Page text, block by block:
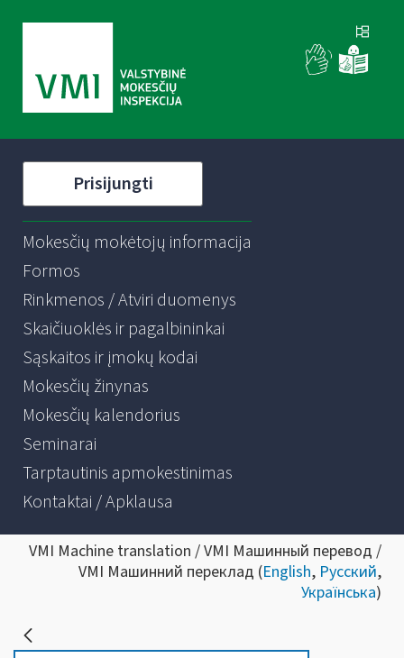
Prisijungti
Mokesčių mokėtojų informacija
Formos
Rinkmenos / Atviri duomenys
Skaičiuoklės ir pagalbininkai
Sąskaitos ir įmokų kodai
Mokesčių žinynas
Mokesčių kalendorius
Seminarai
Tarptautinis apmokestinimas
Kontaktai / Apklausa
VMI Machine translation / VMI Машинный перевод /
VMI Машинний переклад (English, Русский,
Українська)